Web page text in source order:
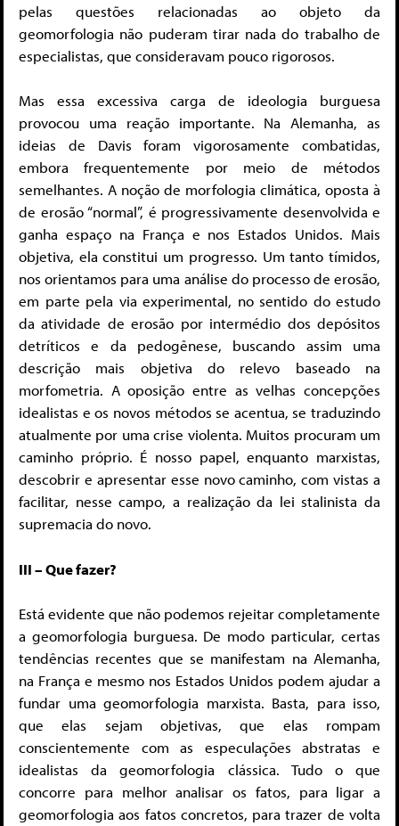
pelas questões relacionadas ao objeto da
geomorfologia não puderam tirar nada do trabalho de
especialistas, que consideravam pouco rigorosos.
Mas essa excessiva carga de ideologia burguesa
provocou uma reação importante. Na Alemanha, as
ideias de Davis foram vigorosamente combatidas,
embora frequentemente por meio de métodos
semelhantes. A noção de morfologia climática, oposta à
de erosão “normal”, é progressivamente desenvolvida e
ganha espaço na França e nos Estados Unidos. Mais
objetiva, ela constitui um progresso. Um tanto tímidos,
nos orientamos para uma análise do processo de erosão,
em parte pela via experimental, no sentido do estudo
da atividade de erosão por intermédio dos depósitos
detríticos e da pedogênese, buscando assim uma
descrição mais objetiva do relevo baseado na
morfometria. A oposição entre as velhas concepções
idealistas e os novos métodos se acentua, se traduzindo
atualmente por uma crise violenta. Muitos procuram um
caminho próprio. É nosso papel, enquanto marxistas,
descobrir e apresentar esse novo caminho, com vistas a
facilitar, nesse campo, a realização da lei stalinista da
supremacia do novo.
III – Que fazer?
Está evidente que não podemos rejeitar completamente
a geomorfologia burguesa. De modo particular, certas
tendências recentes que se manifestam na Alemanha,
na França e mesmo nos Estados Unidos podem ajudar a
fundar uma geomorfologia marxista. Basta, para isso,
que elas sejam objetivas, que elas rompam
conscientemente com as especulações abstratas e
idealistas da geomorfologia clássica. Tudo o que
concorre para melhor analisar os fatos, para ligar a
geomorfologia aos fatos concretos, para trazer de volta